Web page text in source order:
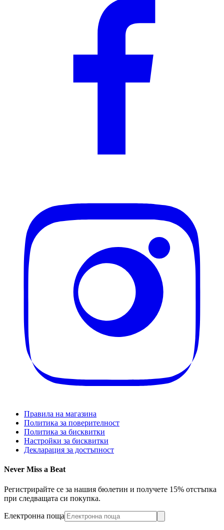
Правила на магазина
Политика за поверителност
Политика за бисквитки
Настройки за бисквитки
Декларация за достъпност
Never Miss a Beat
Регистрирайте се за нашия бюлетин и получете 15% отстъпка
при следващата си покупка.
Електронна поща